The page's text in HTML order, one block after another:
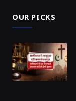
OUR PICKS